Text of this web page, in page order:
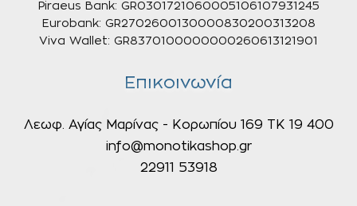
Piraeus Bank: GR0301721060005106107931245
Eurobank: GR2702600130000830200313208
Viva Wallet: GR8370100000000260613121901
Επικοινωνία
Λεωφ. Αγίας Μαρίνας - Κορωπίου 169 ΤΚ 19 400
info@monotikashop.gr
22911 53918